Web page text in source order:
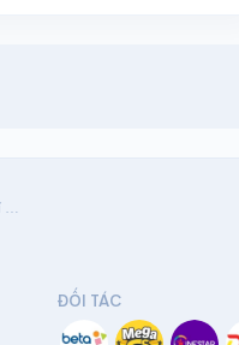
Hộ Linh Tráng Sĩ: Bí Ẩn Mộ Vua Đinh
ĐỐI TÁC